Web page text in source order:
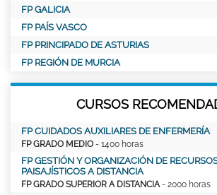
FP GALICIA
FP PAÍS VASCO
FP PRINCIPADO DE ASTURIAS
FP REGIÓN DE MURCIA
CURSOS
FP CUIDADOS AUXILIARES DE ENFERMERÍA
FP GRADO MEDIO - 1400 horas
FP GESTIÓN Y ORGANIZACIÓN DE
PAISAJÍSTICOS A DISTANCIA
FP GRADO SUPERIOR A DISTANCIA- 2000 horas